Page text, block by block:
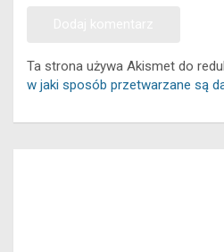
Ta strona używa Akismet do
w jaki sposób przetwarzane są